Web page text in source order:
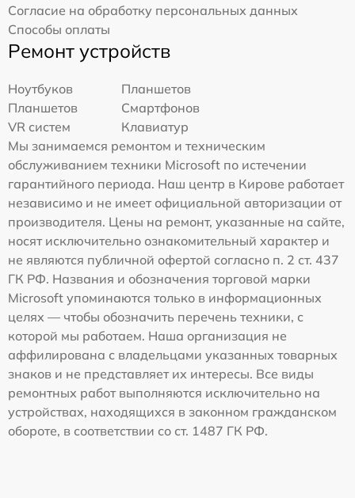
Согласие на обработку персональных данных
Способы оплаты
Ремонт устройств
Ноутбуков
Планшетов
Планшетов
Смартфонов
VR систем
Клавиатур
Мы занимаемся ремонтом и техническим
обслуживанием техники Microsoft по истечении
гарантийного периода. Наш центр в Кирове работает
независимо и не имеет официальной авторизации от
производителя. Цены на ремонт, указанные на сайте,
носят исключительно ознакомительный характер и
не являются публичной офертой согласно п. 2 ст. 437
ГК РФ. Названия и обозначения торговой марки
Microsoft упоминаются только в информационных
целях — чтобы обозначить перечень техники, с
которой мы работаем. Наша организация не
аффилирована с владельцами указанных товарных
знаков и не представляет их интересы. Все виды
ремонтных работ выполняются исключительно на
устройствах, находящихся в законном гражданском
обороте, в соответствии со ст. 1487 ГК РФ.